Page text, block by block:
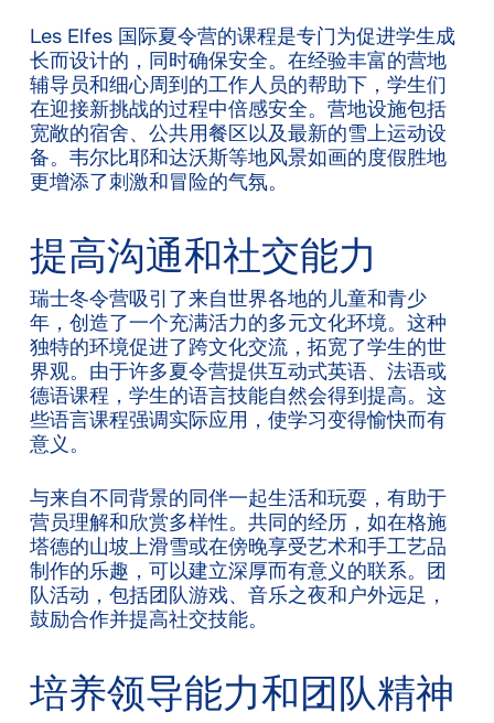
Les Elfes 国际夏令营的课程是专门为促进学生成
长而设计的，同时确保安全。在经验丰富的营地
辅导员和细心周到的工作人员的帮助下，学生们
在迎接新挑战的过程中倍感安全。营地设施包括
宽敞的宿舍、公共用餐区以及最新的雪上运动设
备。韦尔比耶和达沃斯等地风景如画的度假胜地
更增添了刺激和冒险的气氛。
提高沟通和社交能力
瑞士冬令营吸引了来自世界各地的儿童和青少
年，创造了一个充满活力的多元文化环境。这种
独特的环境促进了跨文化交流，拓宽了学生的世
界观。由于许多夏令营提供互动式英语、法语或
德语课程，学生的语言技能自然会得到提高。这
些语言课程强调实际应用，使学习变得愉快而有
意义。
与来自不同背景的同伴一起生活和玩耍，有助于
营员理解和欣赏多样性。共同的经历，如在格施
塔德的山坡上滑雪或在傍晚享受艺术和手工艺品
制作的乐趣，可以建立深厚而有意义的联系。团
队活动，包括团队游戏、音乐之夜和户外远足，
鼓励合作并提高社交技能。
培养领导能力和团队精神